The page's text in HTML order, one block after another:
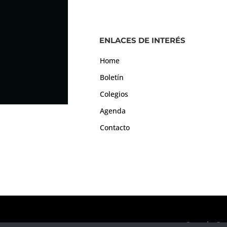
ENLACES DE INTERÉS
Home
Boletín
Colegios
Agenda
Contacto
Consejo